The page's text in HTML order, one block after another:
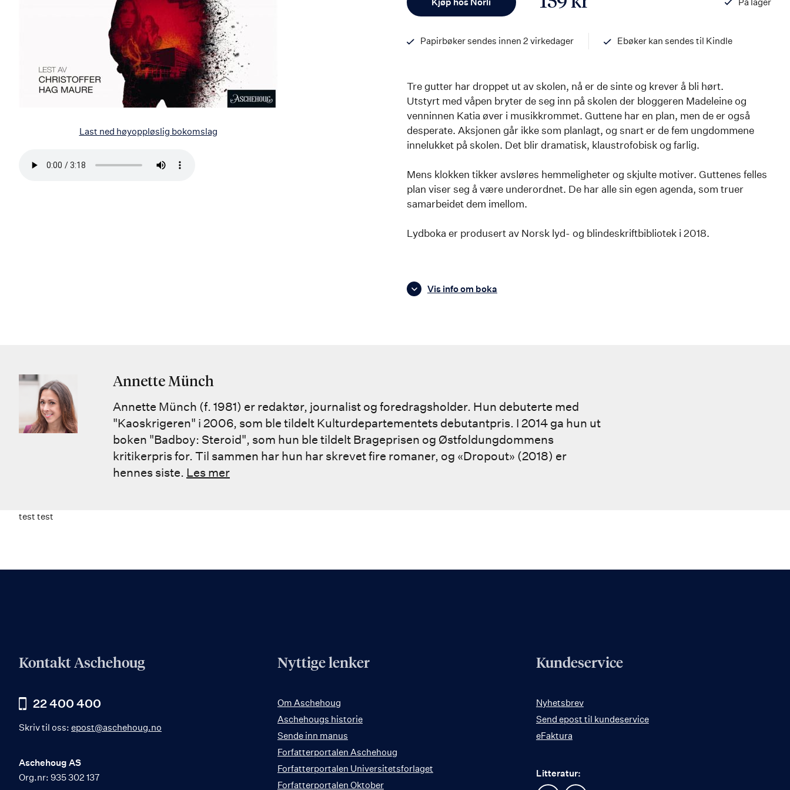
Last ned høyoppløslig bokomslag
Bla
Papirbøker sendes innen 2 virkedager
Ebøker kan sendes til Kindle
Tre gutter har droppet ut av skolen, nå er de sinte og krever å bli hørt.
Utstyrt med våpen bryter de seg inn på skolen der bloggeren Madeleine og
venninnen Katia øver i musikkrommet. Guttene har en plan, men de er også
desperate. Aksjonen går ikke som planlagt, og snart er de fem ungdommene
innelukket på skolen. Det blir dramatisk, klaustrofobisk og farlig.
Mens klokken tikker avsløres hemmeligheter og skjulte motiver. Guttenes felles
plan viser seg å være underordnet. De har alle sin egen agenda, som truer
samarbeidet dem imellom.
Lydboka er produsert av Norsk lyd- og blindeskriftbibliotek i 2018.
Vis info om boka
Annette Münch
Annette Münch (f. 1981) er redaktør, journalist og foredragsholder. Hun debuterte med
"Kaoskrigeren" i 2006, som ble tildelt Kulturdepartementets debutantpris. I 2014 ga hun ut
boken "Badboy: Steroid", som hun ble tildelt Brageprisen og Østfoldungdommens
kritikerpris for. Til sammen har hun har skrevet fire romaner, og «Dropout» (2018) er
hennes siste. Les mer
test test
Kontakt Aschehoug
22 400 400
Skriv til oss: epost@aschehoug.no
Aschehoug AS
Org.nr: 935 302 137
Nyttige lenker
Om Aschehoug
Aschehougs historie
Sende inn manus
Forfatterportalen Aschehoug
Forfatterportalen Universitetsforlaget
Forfatterportalen Oktober
Kundeservice
Nyhetsbrev
Send epost til kundeservice
eFaktura
Litteratur: